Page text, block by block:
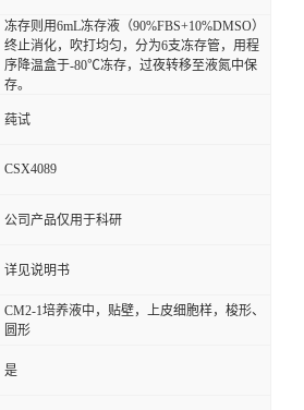
冻存则用6mL冻存液（90%FBS+10%DMSO）
终止消化，吹打均匀，分为6支冻存管，用程
序降温盒于-80℃冻存，过夜转移至液氮中保
存。
莼试
CSX4089
公司产品仅用于科研
详见说明书
CM2-1培养液中，贴壁，上皮细胞样，梭形、
圆形
是